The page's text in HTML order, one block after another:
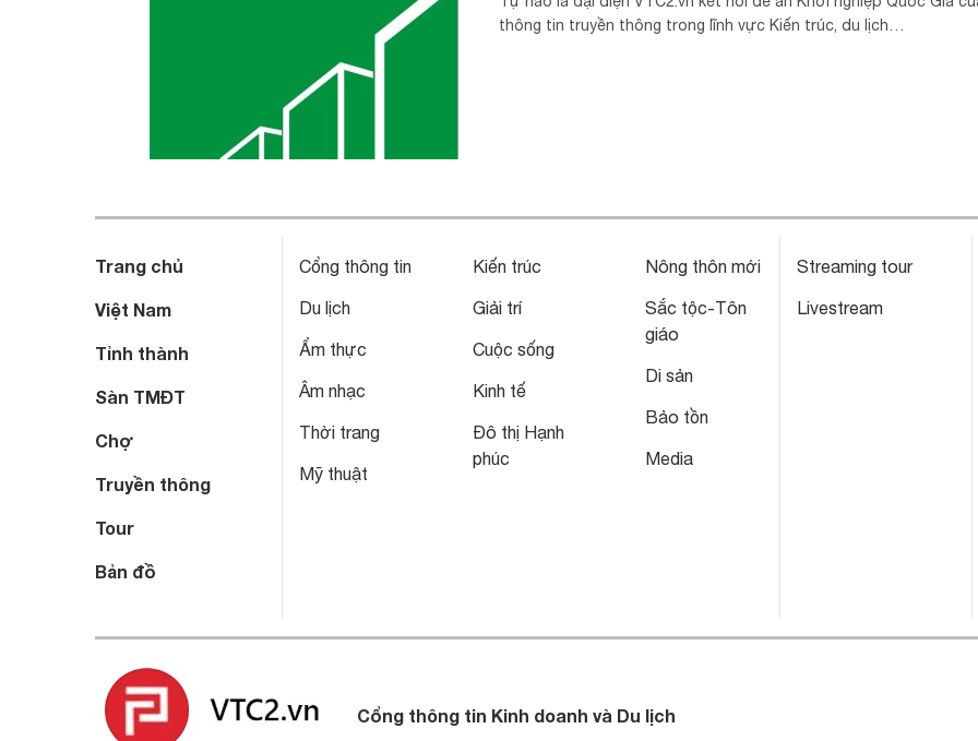
thông tin truyền thông trong lĩnh vực Kiến trúc, du lịch…
Trang chủ
Việt Nam
Tỉnh thành
Sàn TMĐT
Chợ
Truyền thông
Tour
Bản đồ
Cổng thông tin
Du lịch
Ẩm thực
Âm nhạc
Thời trang
Mỹ thuật
Kiến trúc
Giải trí
Cuộc sống
Kinh tế
Đô thị Hạnh
phúc
Nông thôn mới
Sắc tộc-Tôn
giáo
Di sản
Bảo tồn
Media
Streaming tour
Livestream
Cổng thông tin Kinh doanh và Du lịch